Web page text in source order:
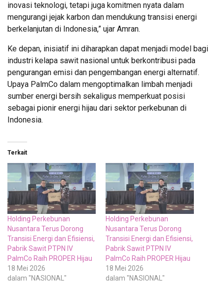
inovasi teknologi, tetapi juga komitmen nyata dalam
mengurangi jejak karbon dan mendukung transisi energi
berkelanjutan di Indonesia,” ujar Amran.
Ke depan, inisiatif ini diharapkan dapat menjadi model bagi
industri kelapa sawit nasional untuk berkontribusi pada
pengurangan emisi dan pengembangan energi alternatif.
Upaya PalmCo dalam mengoptimalkan limbah menjadi
sumber energi bersih sekaligus memperkuat posisi
sebagai pionir energi hijau dari sektor perkebunan di
Indonesia.
Terkait
Holding Perkebunan
Nusantara Terus Dorong
Transisi Energi dan Efisiensi,
Pabrik Sawit PTPN IV
PalmCo Raih PROPER Hijau
18 Mei 2026
dalam "NASIONAL"
Holding Perkebunan
Nusantara Terus Dorong
Transisi Energi dan Efisiensi,
Pabrik Sawit PTPN IV
PalmCo Raih PROPER Hijau
18 Mei 2026
dalam "NASIONAL"